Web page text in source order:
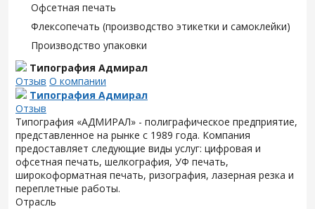
Офсетная печать
Флексопечать (производство этикетки и самоклейки)
Производство упаковки
Типография Адмирал
Отзыв О компании
Типография Адмирал
Отзыв
Типография «АДМИРАЛ» - полиграфическое предприятие,
представленное на рынке с 1989 года. Компания
предоставляет следующие виды услуг: цифровая и
офсетная печать, шелкография, УФ печать,
широкоформатная печать, ризография, лазерная резка и
переплетные работы.
Отрасль